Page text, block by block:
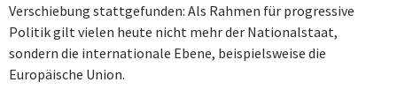
Verschiebung stattgefunden: Als Rahmen für progressive
Politik gilt vielen heute nicht mehr der Nationalstaat,
sondern die internationale Ebene, beispielsweise die
Europäische Union.